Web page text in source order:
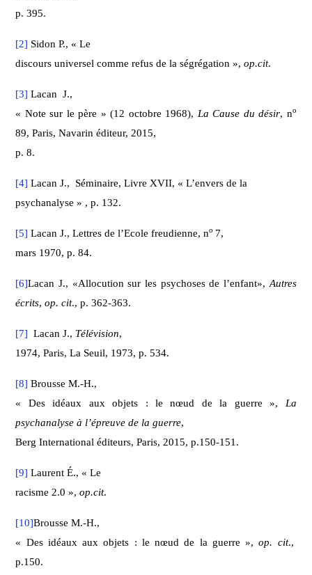
p. 395.
[2] Sidon P., « Le
discours universel comme refus de la ségrégation »,op.cit.
[3] Lacan J.,
« Note sur le père » (12 octobre 1968), La Cause du désir, no
89, Paris, Navarin éditeur, 2015,
p. 8.
[4] Lacan J.,
Séminaire, Livre XVII, « L’envers de la
psychanalyse » , p. 132.
[5] Lacan J., Lettres de l’Ecole freudienne, no 7,
mars 1970, p. 84.
[6]Lacan J., «Allocution sur les psychoses de l’enfant», Autres
écrits,op. cit., p. 362-363.
[7] Lacan J., Télévision,
1974, Paris, La Seuil, 1973, p. 534.
[8] Brousse M.-H.,
« Des idéaux aux objets : le nœud de la guerre », La
psychanalyse à l’épreuve de la guerre,
Berg International éditeurs, Paris, 2015, p.150-151.
[9] Laurent É., « Le
racisme 2.0 »,op.cit.
[10]Brousse M.-H.,
« Des idéaux aux objets : le nœud de la guerre »,op. cit.,
p.150.